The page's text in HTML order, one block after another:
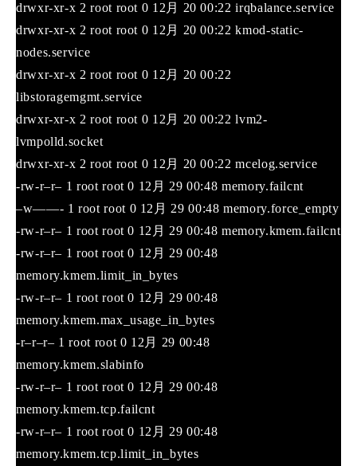
drwxr-xr-x 2 root root 0 12月 20 00:22 irqbalance.service
drwxr-xr-x 2 root root 0 12月 20 00:22 kmod-static-
nodes.service
drwxr-xr-x 2 root root 0 12月 20 00:22
libstoragemgmt.service
drwxr-xr-x 2 root root 0 12月 20 00:22 lvm2-
lvmpolld.socket
drwxr-xr-x 2 root root 0 12月 20 00:22 mcelog.service
-rw-r–r– 1 root root 0 12月 29 00:48 memory.failcnt
–w——- 1 root root 0 12月 29 00:48 memory.force_empty
-rw-r–r– 1 root root 0 12月 29 00:48 memory.kmem.failcnt
-rw-r–r– 1 root root 0 12月 29 00:48
memory.kmem.limit_in_bytes
-rw-r–r– 1 root root 0 12月 29 00:48
memory.kmem.max_usage_in_bytes
-r–r–r– 1 root root 0 12月 29 00:48
memory.kmem.slabinfo
-rw-r–r– 1 root root 0 12月 29 00:48
memory.kmem.tcp.failcnt
-rw-r–r– 1 root root 0 12月 29 00:48
memory.kmem.tcp.limit_in_bytes